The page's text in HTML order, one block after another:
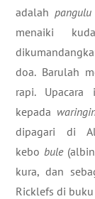
adalah pangulu
menaiki
doa. Barulah
rapi. Upacara
kepada
dipagari di
kebo bule
kura, dan
Ricklefs di buku